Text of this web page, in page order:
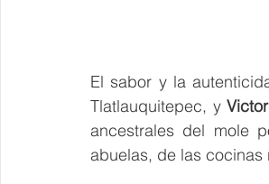
El sabor y la
Tlatlauquitepec, y
ancestrales del mole
abuelas, de las